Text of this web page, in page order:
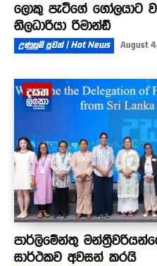
ලොකු පැටීගේ ගෝලයාට
නිලධාරියා රිමාන්ඩ්
උණුසුම් පුවත් | Hot News August
පාර්ලිමේන්තු
සාර්ථකව අවසන් කරයි